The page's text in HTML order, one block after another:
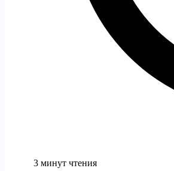
3 минут чтения